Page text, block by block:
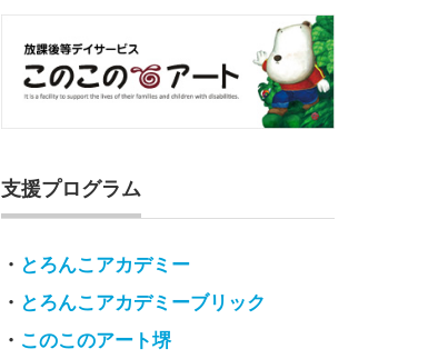
支援プログラム
・ とろんこアカデミー
・ とろんこアカデミーブリック
・ このこのアート堺